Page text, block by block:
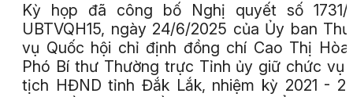
Kỳ họp đã công bố Nghị quyết số 1731/
UBTVQH15, ngày 24/6/2025 của Ủy ban
vụ Quốc hội chỉ định đồng chí Cao Thị Hòa
Phó Bí thư Thường trực Tỉnh ủy giữ chức vụ
tịch HĐND tỉnh Đắk Lắk, nhiệm kỳ 2021 -